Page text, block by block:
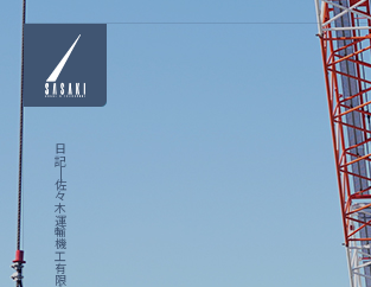
日記|佐々木運輸機工有限会社